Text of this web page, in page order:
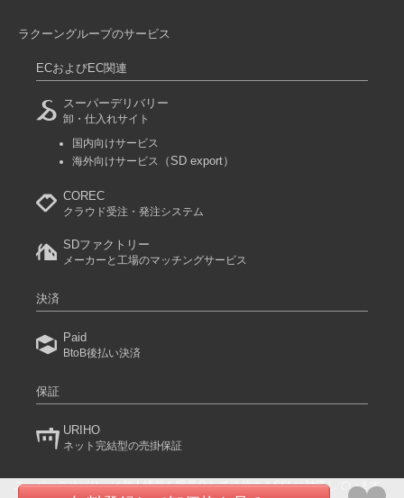
ラクーングループのサービス
ECおよびEC関連
スーパーデリバリー
卸・仕入れサイト
国内向けサービス
海外向けサービス
（SD export）
COREC
クラウド受注・発注システム
SDファクトリー
メーカーと工場のマッチングサービス
決済
Paid
BtoB後払い決済
保証
URIHO
ネット完結型の売掛保証
スーパーデリバリーは個人情報を暗号化して送信するSSLに対応しています。